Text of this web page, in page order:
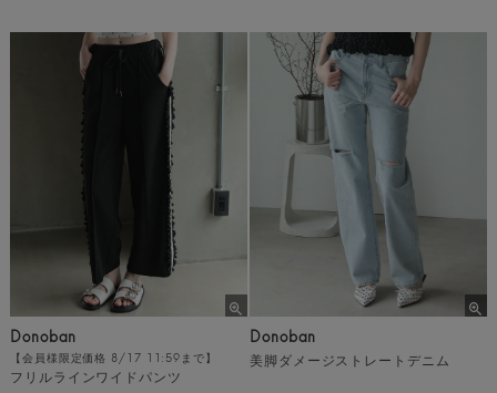
Donoban
【会員様限定価格 8/17 11:59まで】
フリルラインワイドパンツ
Donoban
美脚ダメージストレートデニム